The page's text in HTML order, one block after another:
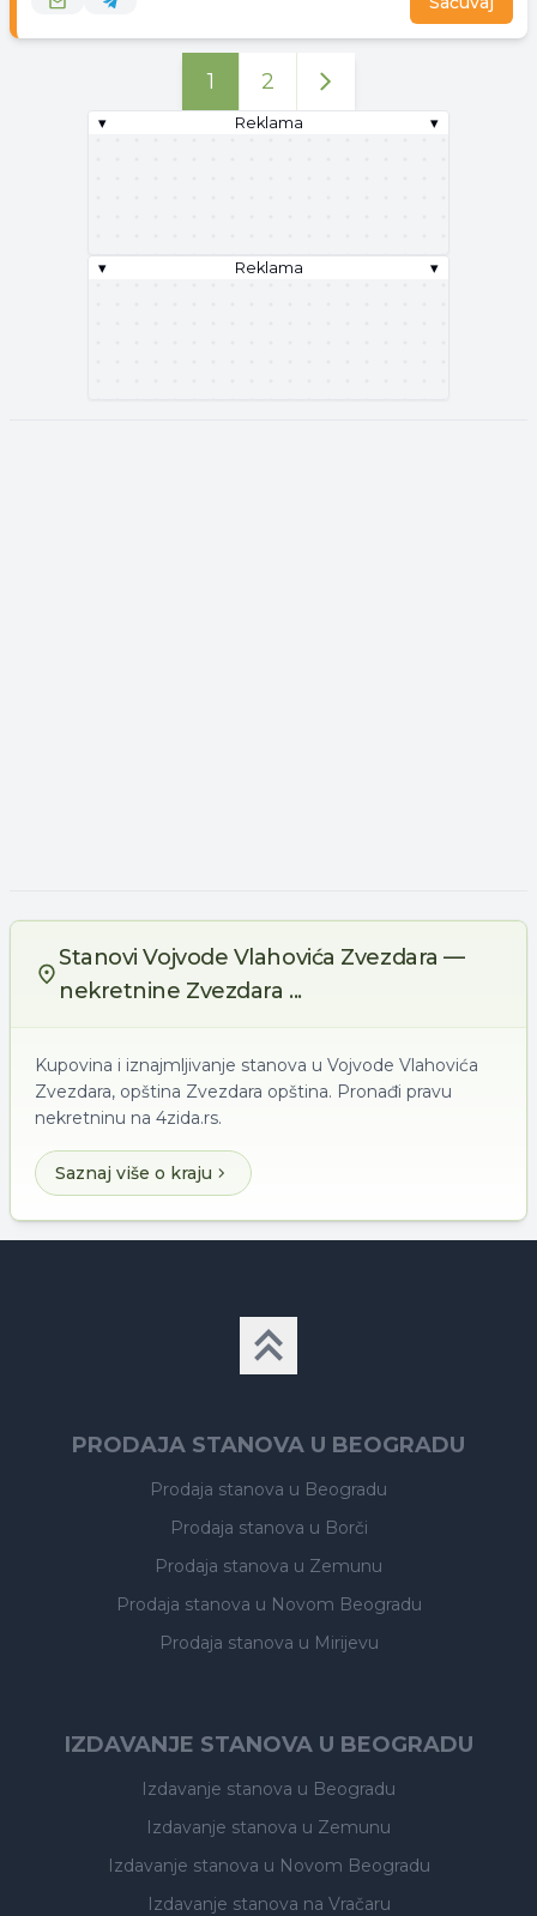
1 2
▾ Reklama ▾
▾ Reklama ▾
Stanovi Vojvode Vlahovića Zvezdara —
nekretnine Zvezdara ...
Kupovina i iznajmljivanje stanova u Vojvode Vlahovića
Zvezdara, opština Zvezdara opština. Pronađi pravu
nekretninu na 4zida.rs.
Saznaj više o kraju
PRODAJA STANOVA U BEOGRADU
Prodaja stanova u Beogradu
Prodaja stanova u Borči
Prodaja stanova u Zemunu
Prodaja stanova u Novom Beogradu
Prodaja stanova u Mirijevu
IZDAVANJE STANOVA U BEOGRADU
Izdavanje stanova u Beogradu
Izdavanje stanova u Zemunu
Izdavanje stanova u Novom Beogradu
Izdavanje stanova na Vračaru